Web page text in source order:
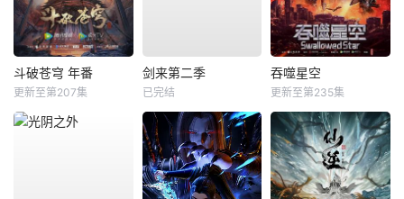
斗破苍穹 年番
更新至第207集
剑来第二季
已完结
吞噬星空
更新至第235集